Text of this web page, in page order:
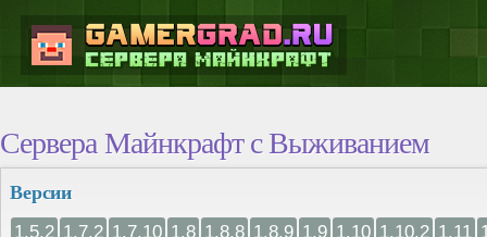
Сервера Майнкрафт с Выживанием
Версии
1.5.2 1.7.2 1.7.10 1.8 1.8.8 1.8.9 1.9 1.10 1.10.2 1.11